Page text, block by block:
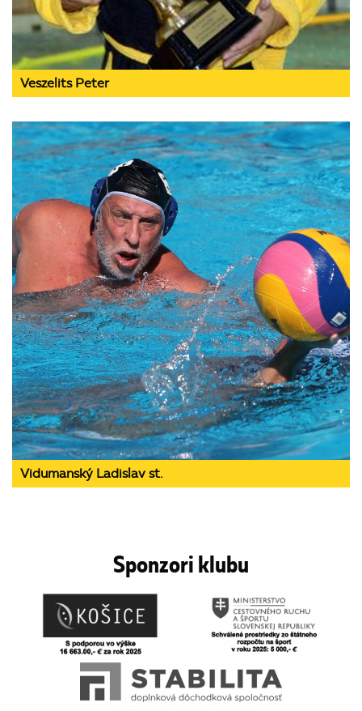
Veszelits Peter
Vidumanský Ladislav st.
Sponzori klubu